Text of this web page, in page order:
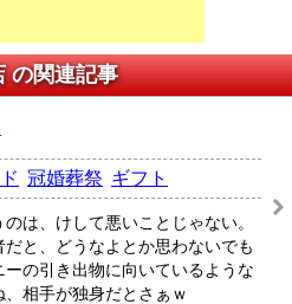
の関連記事
冠婚葬祭 ギフト
は、けして悪いことじゃない。
と、どうなよとか思わないでも
の引き出物に向いているような
相手が独身だとさぁｗ